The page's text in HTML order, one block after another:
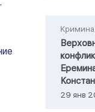
29 янв